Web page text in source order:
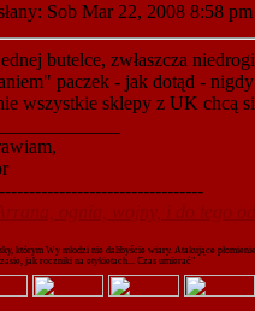
Sob Mar 22, 2008 8:58
butelce, zwłaszcza
paczek - jak dotąd - nigdy
wszystkie sklepy z UK chcą
ognia, wojny, i do tego
którym Wy młodzi nie dalibyście wiary. Atakujące
jak roczniki na etykietach... Czas umierać"